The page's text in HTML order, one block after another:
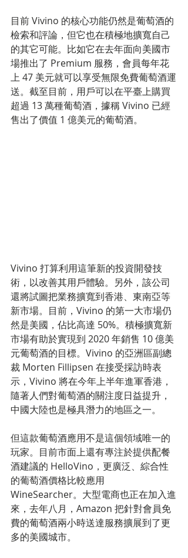
目前 Vivino 的核心功能仍然是葡萄酒的
檢索和評論，但它也在積極地擴寬自己
的其它可能。比如它在去年面向美國市
場推出了 Premium 服務，會員每年花
上 47 美元就可以享受無限免費葡萄酒運
送。截至目前，用戶可以在平臺上購買
超過 13 萬種葡萄酒，據稱 Vivino 已經
售出了價值 1 億美元的葡萄酒。
Vivino 打算利用這筆新的投資開發技
術，以改善其用戶體驗。另外，該公司
還將試圖把業務擴寬到香港、東南亞等
新市場。目前，Vivino 的第一大市場仍
然是美國，佔比高達 50%。積極擴寬新
市場有助於實現到 2020 年銷售 10 億美
元葡萄酒的目標。Vivino 的亞洲區副總
裁 Morten Fillipsen 在接受採訪時表
示，Vivino 將在今年上半年進軍香港，
隨著人們對葡萄酒的關注度日益提升，
中國大陸也是極具潛力的地區之一。
但這款葡萄酒應用不是這個領域唯一的
玩家。目前市面上還有專注於提供配餐
酒建議的 HelloVino，更廣泛、綜合性
的葡萄酒價格比較應用
WineSearcher。大型電商也正在加入進
來，去年八月，Amazon 把針對會員免
費的葡萄酒兩小時送達服務擴展到了更
多的美國城市。